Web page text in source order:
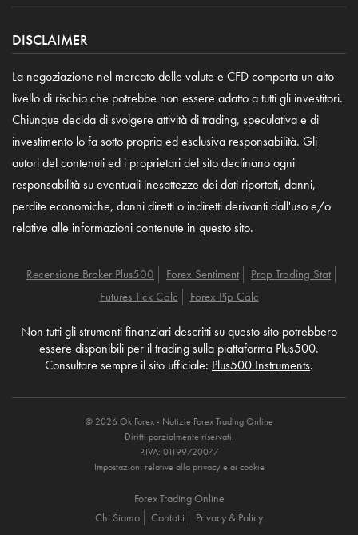
DISCLAIMER
La negoziazione nel mercato delle valute e CFD comporta un alto
livello di rischio che potrebbe non essere adatto a tutti gli investitori.
Chiunque decida di svolgere attività di trading, speculativa e di
investimento lo fa sotto propria ed esclusiva responsabilità. Gli
autori del contenuti ed i proprietari del sito declinano ogni
responsabilità su eventuali inesattezze dei dati riportati, danni,
perdite economiche, danni diretti o indiretti derivanti dall'uso e/o
relative alle informazioni contenute in questo sito.
Recensione Broker Plus500 Forex Sentiment
Prop Trading Stat
Futures Tick Calc
Forex Pip Calc
Non tutti gli strumenti finanziari descritti su questo sito potrebbero
essere disponibili per il trading sulla piattaforma Plus500.
Consultare sempre il sito ufficiale: Plus500 Instruments.
© 2026 Ok Forex - Notizie Forex Trading Online
Diritti parzialmente riservati.
P.IVA: 01199720077
Impostazioni relative alla privacy e ai cookie
Forex Trading Online
Chi Siamo
Contatti Privacy & Policy